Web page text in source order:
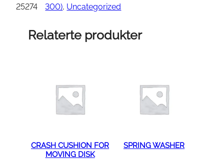
N
25274
300), Uncategorized
Relaterte produkter
CRASH CUSHION FOR
MOVING DISK
SPRING WASHER